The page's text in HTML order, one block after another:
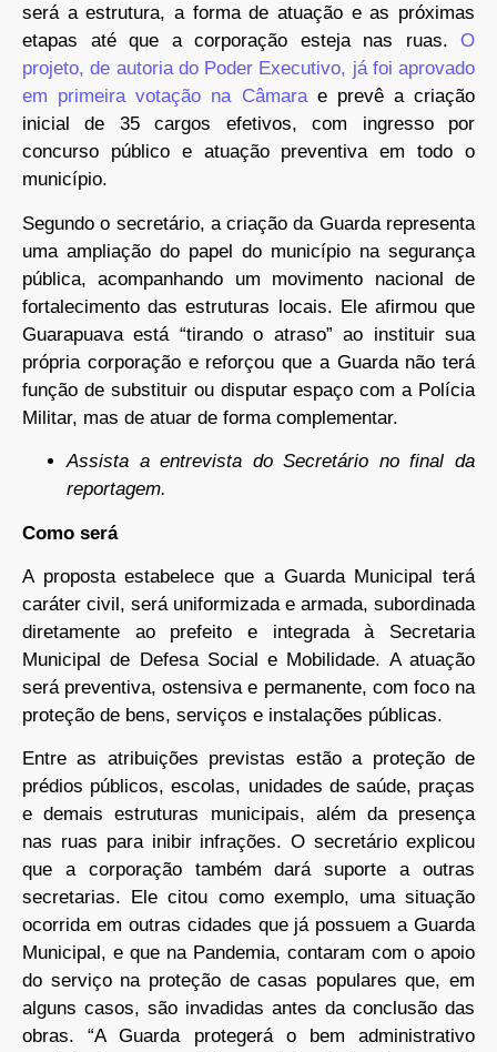
será a estrutura, a forma de atuação e as próximas
etapas até que a corporação esteja nas ruas. O
projeto, de autoria do Poder Executivo, já foi aprovado
em primeira votação na Câmarae prevê a criação
inicial de 35 cargos efetivos, com ingresso por
concurso público e atuação preventiva em todo o
município.
Segundo o secretário, a criação da Guarda representa
uma ampliação do papel do município na segurança
pública, acompanhando um movimento nacional de
fortalecimento das estruturas locais. Ele afirmou que
Guarapuava está “tirando o atraso” ao instituir sua
própria corporação e reforçou que a Guarda não terá
função de substituir ou disputar espaço com a Polícia
Militar, mas de atuar de forma complementar.
Assista a entrevista do Secretário no final da
reportagem.
Como será
A proposta estabelece que a Guarda Municipal terá
caráter civil, será uniformizada e armada, subordinada
diretamente ao prefeito e integrada à Secretaria
Municipal de Defesa Social e Mobilidade. A atuação
será preventiva, ostensiva e permanente, com foco na
proteção de bens, serviços e instalações públicas.
Entre as atribuições previstas estão a proteção de
prédios públicos, escolas, unidades de saúde, praças
e demais estruturas municipais, além da presença
nas ruas para inibir infrações. O secretário explicou
que a corporação também dará suporte a outras
secretarias. Ele citou como exemplo, uma situação
ocorrida em outras cidades que já possuem a Guarda
Municipal, e que na Pandemia, contaram com o apoio
do serviço na proteção de casas populares que, em
alguns casos, são invadidas antes da conclusão das
obras. “A Guarda protegerá o bem administrativo